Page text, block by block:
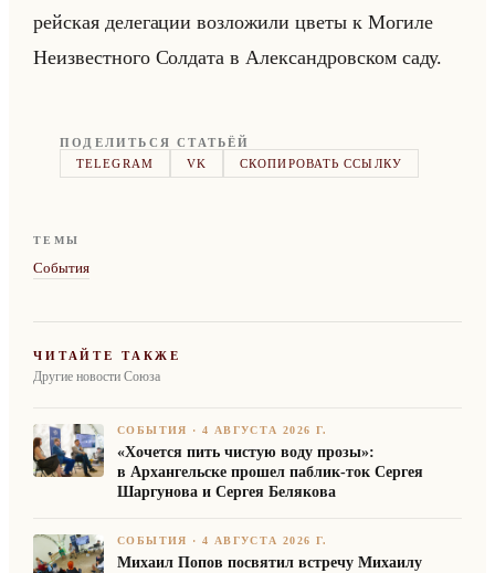
рейская де­ле­га­ции воз­ло­жи­ли цветы к Мо­ги­ле
Неиз­вест­но­го Сол­да­та в Алек­сан­дров­ском саду.
ПОДЕЛИТЬСЯ СТАТЬЁЙ
TELEGRAM
VK СКОПИРОВАТЬ ССЫЛКУ
ТЕМЫ
События
ЧИТАЙТЕ ТАКЖЕ
Другие новости Союза
СОБЫТИЯ ·4 АВГУСТА 2026 Г.
«Хочется пить чистую воду прозы»:
в Архангельске прошел паблик-ток Сергея
Шаргунова и Сергея Белякова
СОБЫТИЯ ·4 АВГУСТА 2026 Г.
Михаил Попов посвятил встречу Михаилу